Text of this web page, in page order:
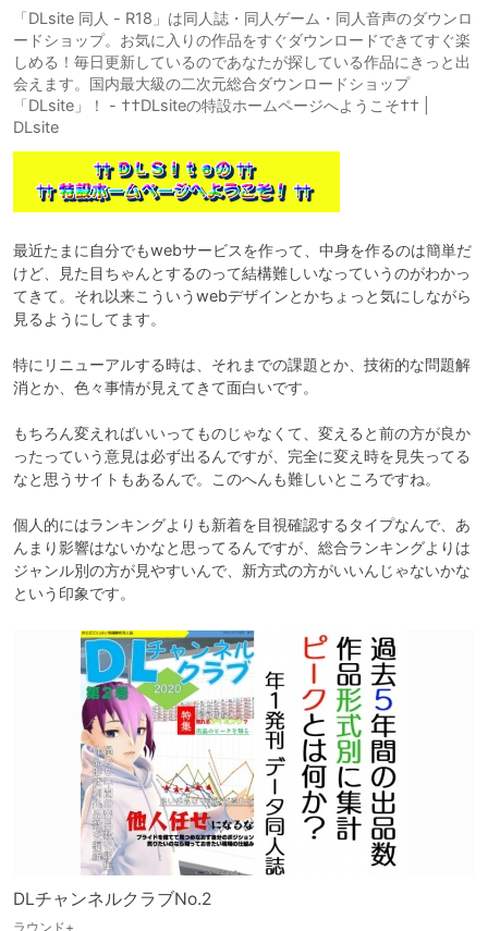
「DLsite 同人 - R18」は同人誌・同人ゲーム・同人音声のダウンロ
ードショップ。お気に入りの作品をすぐダウンロードできてすぐ楽
しめる！毎日更新しているのであなたが探している作品にきっと出
会えます。国内最大級の二次元総合ダウンロードショップ
「DLsite」！ - ††DLsiteの特設ホームページへようこそ†† |
DLsite
最近たまに自分でもwebサービスを作って、中身を作るのは簡単だ
けど、見た目ちゃんとするのって結構難しいなっていうのがわかっ
てきて。それ以来こういうwebデザインとかちょっと気にしながら
見るようにしてます。
特にリニューアルする時は、それまでの課題とか、技術的な問題解
消とか、色々事情が見えてきて面白いです。
もちろん変えればいいってものじゃなくて、変えると前の方が良か
ったっていう意見は必ず出るんですが、完全に変え時を見失ってる
なと思うサイトもあるんで。このへんも難しいところですね。
個人的にはランキングよりも新着を目視確認するタイプなんで、あ
んまり影響はないかなと思ってるんですが、総合ランキングよりは
ジャンル別の方が見やすいんで、新方式の方がいいんじゃないかな
という印象です。
DLチャンネルクラブNo.2
ラウンド+